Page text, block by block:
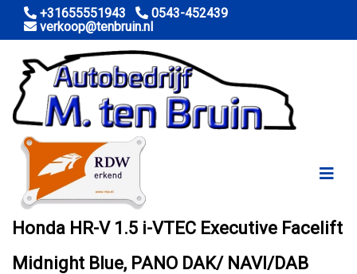
+31655551943
0543-452439
verkoop@tenbruin.nl
Honda HR-V 1.5 i-VTEC Executive Facelift
Midnight Blue, PANO DAK/ NAVI/DAB